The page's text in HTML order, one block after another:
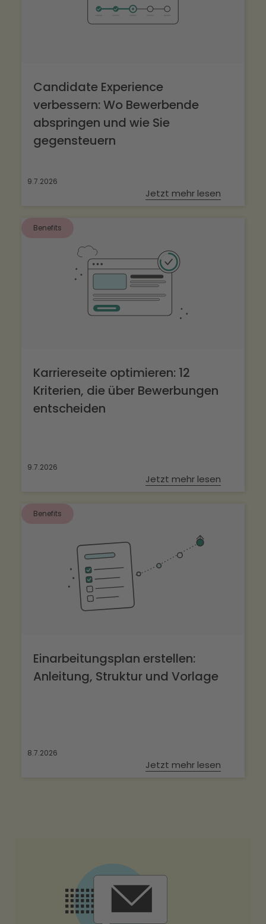
Candidate Experience
verbessern: Wo Bewerbende
abspringen und wie Sie
gegensteuern
9.7.2026
Jetzt mehr lesen
Benefits
Karriereseite optimieren: 12
Kriterien, die über Bewerbungen
entscheiden
9.7.2026
Jetzt mehr lesen
Benefits
Einarbeitungsplan erstellen:
Anleitung, Struktur und Vorlage
8.7.2026
Jetzt mehr lesen